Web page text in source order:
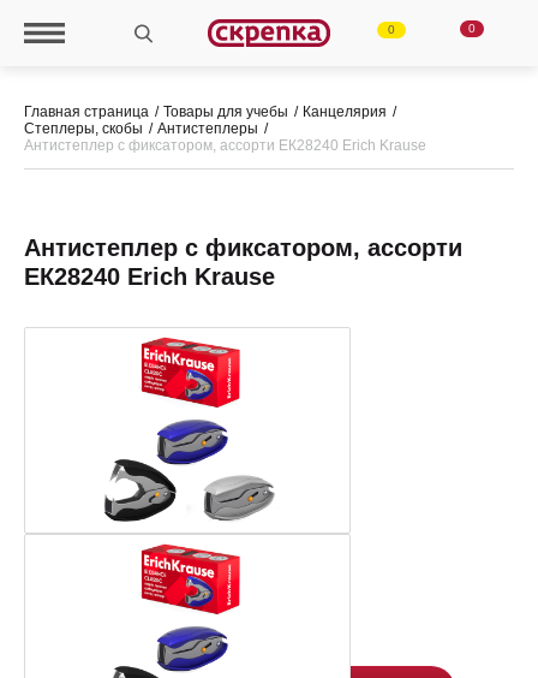
0 0
Главная страница Товары для учебы
Канцелярия
Степлеры, скобы
Антистеплеры
Антистеплер с фиксатором, ассорти ЕК28240 Erich Krause
143.3
Антистеплер с фиксатором, ассорти
ЕК28240 Erich Krause